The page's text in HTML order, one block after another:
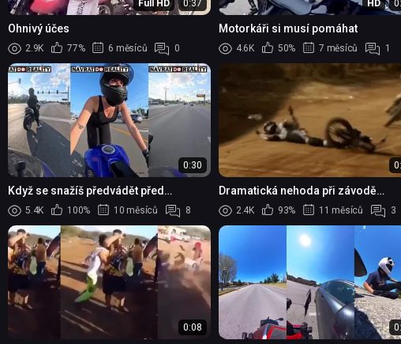
Full HD 0:37
Ohnivý účes
2.9K 77% 6 měsíců 0
HD
Motorkáři si musí pomáhat
4.6K 50% 7 měsíců 1
0:30
Když se snažíš předvádět před
ženskou...
5.4K 100% 10 měsíců 8
Dramatická nehoda při závodě
American Flat Track v Charlotte
2.4K 93% 11 měsíců 3
0:08